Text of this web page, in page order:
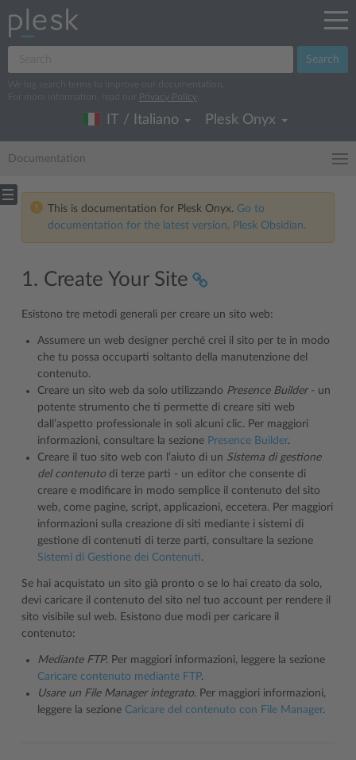
Search
We log search terms to improve our documentation.
For more information, read our
Privacy Policy
IT / Italiano Plesk Onyx
Documentation
This is documentation for Plesk Onyx. Go to
documentation for the latest version, Plesk Obsidian.
1. Create Your Site
Esistono tre metodi generali per creare un sito web:
Assumere un web designer perché crei il sito per te in modo
che tu possa occuparti soltanto della manutenzione del
contenuto.
Creare un sito web da solo utilizzando Presence Builder- un
potente strumento che ti permette di creare siti web
dall’aspetto professionale in soli alcuni clic. Per maggiori
informazioni, consultare la sezione Presence Builder.
Creare il tuo sito web con l’aiuto di un Sistema di gestione
del contenutodi terze parti - un editor che consente di
creare e modificare in modo semplice il contenuto del sito
web, come pagine, script, applicazioni, eccetera. Per maggiori
informazioni sulla creazione di siti mediante i sistemi di
gestione di contenuti di terze parti, consultare la sezione
Sistemi di Gestione dei Contenuti.
Se hai acquistato un sito già pronto o se lo hai creato da solo,
devi caricare il contenuto del sito nel tuo account per rendere il
sito visibile sul web. Esistono due modi per caricare il
contenuto:
Mediante FTP. Per maggiori informazioni, leggere la sezione
Caricare contenuto mediante FTP.
Usare un File Manager integrato. Per maggiori informazioni,
leggere la sezione Caricare del contenuto con File Manager.